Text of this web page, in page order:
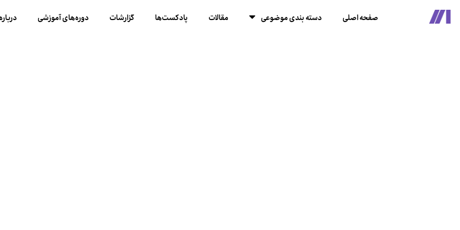
صفحه اصلی دسته بندی موضوعی مقالات پادکست‌ها گزارشات دوره‌های آموزشی